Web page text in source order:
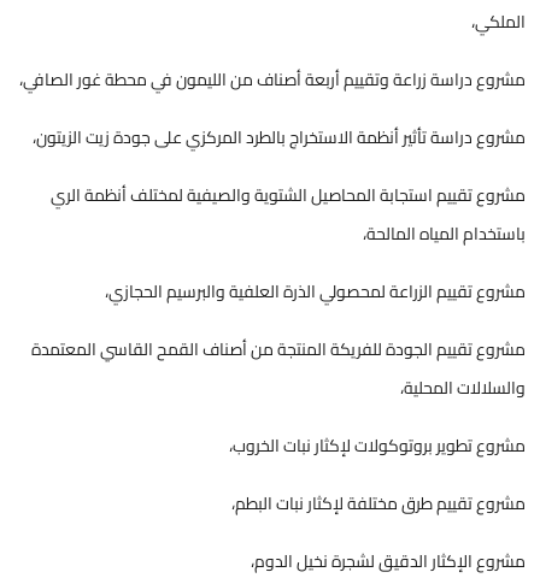
الملكي،
مشروع دراسة زراعة وتقييم أربعة أصناف من الليمون في محطة غور الصافي،
مشروع دراسة تأثير أنظمة الاستخراج بالطرد المركزي على جودة زيت الزيتون،
مشروع تقييم استجابة المحاصيل الشتوية والصيفية لمختلف أنظمة الري
باستخدام المياه المالحة،
مشروع تقييم الزراعة لمحصولي الذرة العلفية والبرسيم الحجازي،
مشروع تقييم الجودة للفريكة المنتجة من أصناف القمح القاسي المعتمدة
والسلالات المحلية،
مشروع تطوير بروتوكولات لإكثار نبات الخروب،
مشروع تقييم طرق مختلفة لإكثار نبات البطم،
مشروع الإكثار الدقيق لشجرة نخيل الدوم،